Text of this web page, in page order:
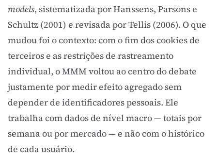
models, sistematizada por Hanssens, Parsons e
Schultz (2001) e revisada por Tellis (2006). O que
mudou foi o contexto: com o fim dos cookies de
terceiros e as restrições de rastreamento
individual, o MMM voltou ao centro do debate
justamente por medir efeito agregado sem
depender de identificadores pessoais. Ele
trabalha com dados de nível macro — totais por
semana ou por mercado — e não com o histórico
de cada usuário.